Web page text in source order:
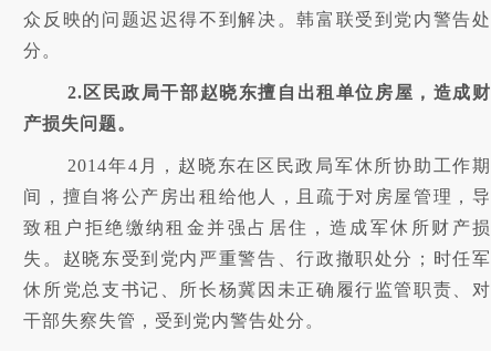
众反映的问题迟迟得不到解决。韩富联受到党内警告处
分。
2.区民政局干部赵晓东擅自出租单位房屋，造成财
产损失问题。
2014年4月，赵晓东在区民政局军休所协助工作期
间，擅自将公产房出租给他人，且疏于对房屋管理，导
致租户拒绝缴纳租金并强占居住，造成军休所财产损
失。赵晓东受到党内严重警告、行政撤职处分；时任军
休所党总支书记、所长杨冀因未正确履行监管职责、对
干部失察失管，受到党内警告处分。